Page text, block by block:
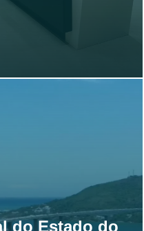
do Estado do